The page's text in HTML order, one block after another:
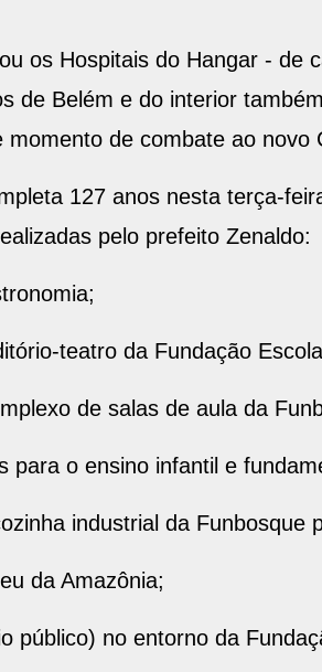
os Hospitais do Hangar - de
de Belém e do interior
de combate ao novo
127 anos nesta terça-
pelo prefeito Zenaldo:
teatro da Fundação
de salas de aula da
o ensino infantil e
industrial da Funbosque
da Amazônia;
no entorno da